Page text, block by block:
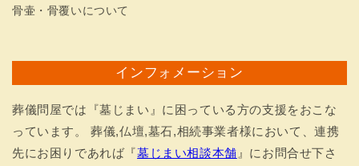
骨壷・骨覆いについて
インフォメーション
葬儀問屋では『墓じまい』に困っている方の支援をおこな
っています。 葬儀,仏壇,墓石,相続事業者様において、連携
先にお困りであれば『墓じまい相談本舗 』にお問合せ下さ